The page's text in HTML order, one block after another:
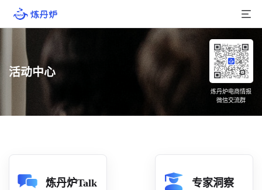
产品介绍
品牌数据
店铺数据
活动中心
炼丹炉电商情报
微信交流群
炼丹炉Talk 专家洞察